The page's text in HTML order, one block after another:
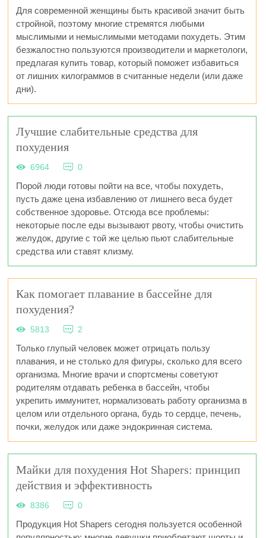
Для современной женщины быть красивой значит быть
стройной, поэтому многие стремятся любыми
мыслимыми и немыслимыми методами похудеть. Этим
безжалостно пользуются производители и маркетологи,
предлагая купить товар, который поможет избавиться
от лишних килограммов в считанные недели (или даже
дни).
Лучшие слабительные средства для
похудения
6964 0
Порой люди готовы пойти на все, чтобы похудеть,
пусть даже цена избавлению от лишнего веса будет
собственное здоровье. Отсюда все проблемы:
некоторые после еды вызывают рвоту, чтобы очистить
желудок, другие с той же целью пьют слабительные
средства или ставят клизму.
Как помогает плавание в бассейне для
похудения?
5813 2
Только глупый человек может отрицать пользу
плавания, и не столько для фигуры, сколько для всего
организма. Многие врачи и спортсмены советуют
родителям отдавать ребенка в бассейн, чтобы
укрепить иммунитет, нормализовать работу организма в
целом или отдельного органа, будь то сердце, печень,
почки, желудок или даже эндокринная система.
Майки для похудения Hot Shapers: принцип
действия и эффективность
8386 0
Продукция Hot Shapers сегодня пользуется особенной